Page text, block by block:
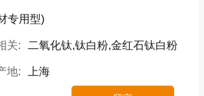
专用型)
关: 二氧化钛,钛白粉,金红石钛白粉
地: 上海